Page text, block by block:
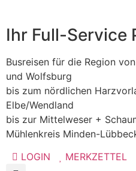
Ihr Full-Service
Busreisen für die Region
und Wolfsburg
bis zum nördlichen
Elbe/Wendland
bis zur Mittelweser +
Mühlenkreis Minden-
LOGIN
MERKZETTEL